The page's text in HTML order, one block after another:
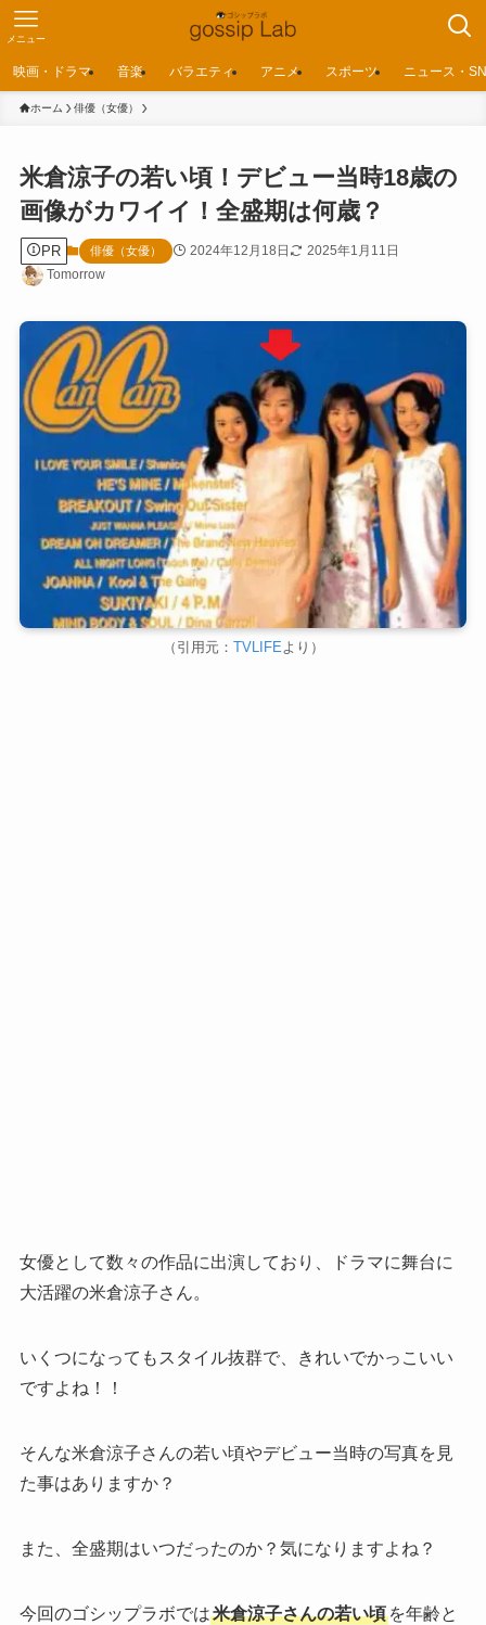
メニュー
映画・ドラマ 音楽 バラエティ アニメ スポーツ ニュース・
ホーム 俳優（女優）
米倉涼子の若い頃！デビュー当時18歳の
画像がカワイイ！全盛期は何歳？
PR 俳優（女優） 2024年12月18日
2025年1月11日
Tomorrow
（引用元： TVLIFEより）
女優として数々の作品に出演しており、ドラマに舞台に
大活躍の米倉涼子さん。
いくつになってもスタイル抜群で、きれいでかっこいい
ですよね！！
そんな米倉涼子さんの若い頃やデビュー当時の写真を見
た事はありますか？
また、全盛期はいつだったのか？気になりますよね？
今回のゴシップラボでは米倉涼子さんの若い頃を年齢と